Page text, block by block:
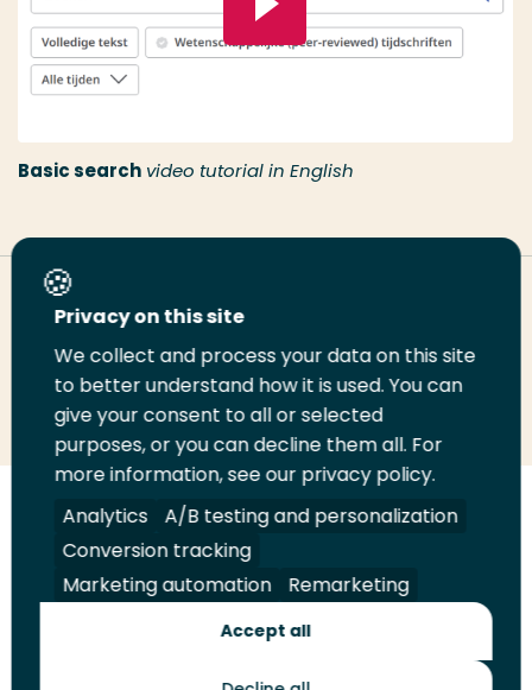
Basic search video tutorial in English
Deel deze pagina
Deel
LinkedIn
Deel
op
Twitter
Deel
op
Facebook
Email
deze
pagina
Print
deze
pagina
Volg
ons
op
LinkedIn
Volg
ons
op
Facebook
Volg
ons
op
YouTube
Volg
ons
op
Instagram
Juridisch Security A-Z Index
Contact
Privacy on this site
We collect and process your data on this site
to better understand how it is used. You can
give your consent to all or selected
purposes, or you can decline them all. For
more information, see our privacy policy.
Analytics
A/B testing and personalization
Conversion tracking
Marketing automation
Remarketing
Accept all